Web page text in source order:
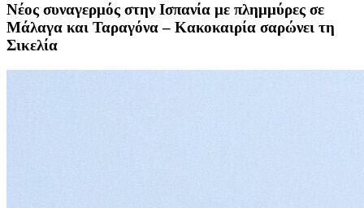
Νέος συναγερμός στην Ισπανία με πλημμύρες σε
Μάλαγα και Ταραγόνα – Κακοκαιρία σαρώνει τη
Σικελία